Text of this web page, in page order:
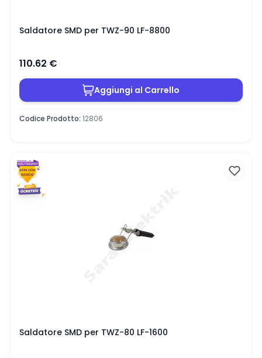
Saldatore SMD per TWZ-90 LF-8800
110.62 €
Aggiungi al Carrello
Codice Prodotto: 12806
Saldatore SMD per TWZ-80 LF-1600